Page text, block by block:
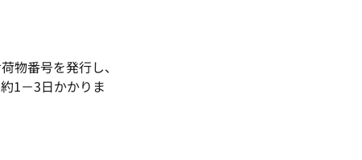
物番号を発行し、
1－3日かかりま